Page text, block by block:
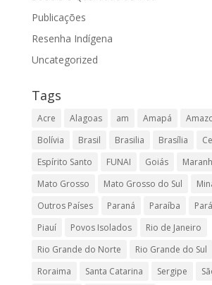
Publicações
Resenha Indígena
Uncategorized
Tags
Acre Alagoas am Amapá
Bolívia
Brasil Brasilia Brasília
Espírito Santo
FUNAI Goiás
Mato Grosso
Mato Grosso do Sul
Outros Países
Paraná Paraíba Pará
Piauí
Povos Isolados
Rio de Janeiro
Rio Grande do Norte
Rio Grande do Sul
Roraima
Santa Catarina Sergipe